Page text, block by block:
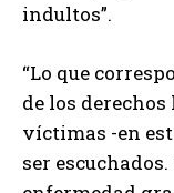
indultos”.
“Lo que
de los
víctimas -en
ser